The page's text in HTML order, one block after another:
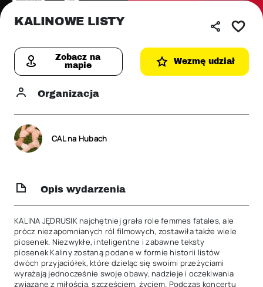
KALINOWE LISTY
Zobacz na
mapie
Wezmę udział
Organizacja
CAL na Hubach
Opis wydarzenia
KALINA JĘDRUSIK najchętniej grała role femmes fatales, ale
prócz niezapomnianych ról filmowych, zostawiła także wiele
piosenek. Niezwykłe, inteligentne i zabawne teksty
piosenek Kaliny zostaną podane w formie historii listów
dwóch przyjaciółek, które dzieląc się swoimi przeżyciami
wyrażają jednocześnie swoje obawy, nadzieje i oczekiwania
związane z miłością, szczęściem, życiem. Podczas koncertu